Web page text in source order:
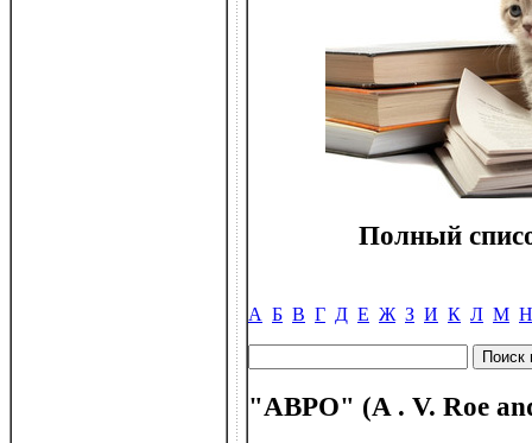
Полный
А Б В Г Д Е Ж З И К Л М Н
"АВРО" (A . V. Roe